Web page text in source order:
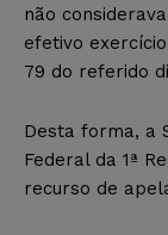
não
efetivo
79 do referido
Desta forma, a
Federal da 1ª
recurso de